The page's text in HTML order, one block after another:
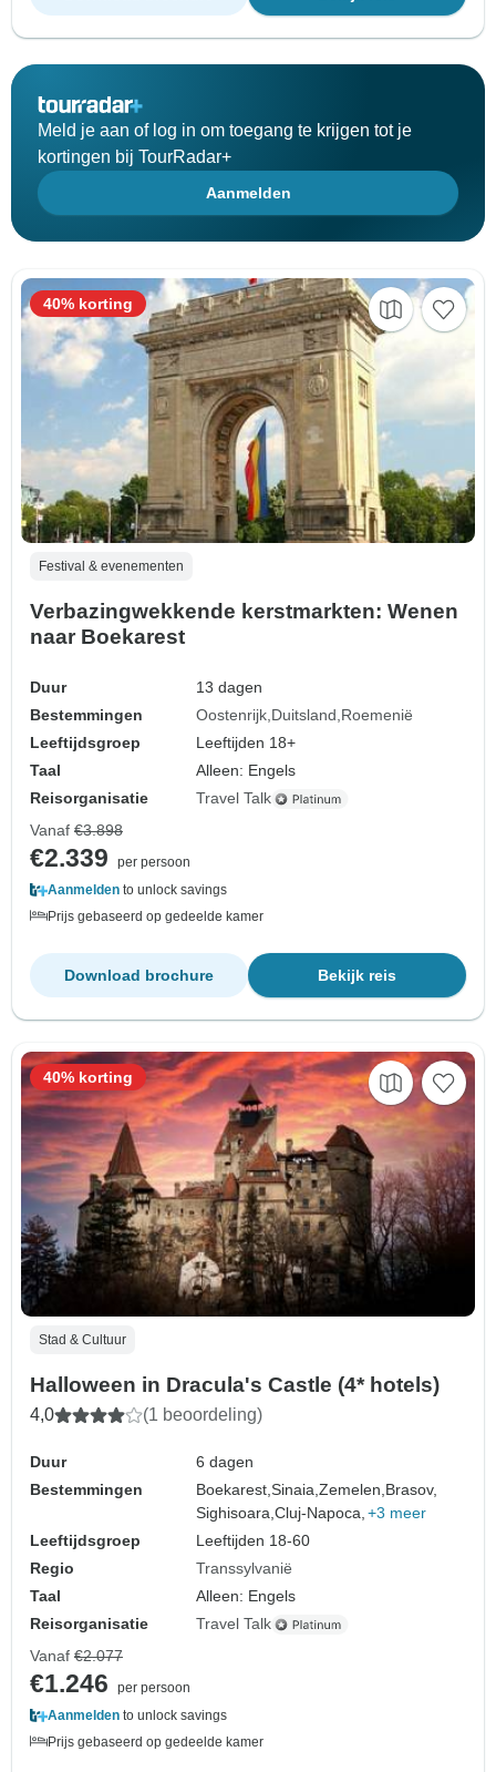
Meld je aan of log in om toegang te krijgen tot je
kortingen bij TourRadar+
Aanmelden
Festival & evenementen
Verbazingwekkende kerstmarkten: Wenen
naar Boekarest
Duur
13 dagen
Bestemmingen
Oostenrijk Duitsland Roemenië
Leeftijdsgroep
Leeftijden 18+
Taal
Alleen: Engels
Reisorganisatie
Travel Talk
40% korting
Vanaf €3.898
€2.339
per persoon
Aanmelden to unlock savings
Prijs gebaseerd op gedeelde kamer
Bekijk reis
Download brochure
Stad & Cultuur
Halloween in Dracula's Castle (4* hotels)
4,0 (1 beoordeling)
Duur
6 dagen
Bestemmingen
Boekarest,Sinaia,Zemelen,Brasov,
Sighisoara,Cluj-Napoca, +3 meer
Leeftijdsgroep
Leeftijden 18-60
Regio
Transsylvanië
Taal
Alleen: Engels
Reisorganisatie
Travel Talk
40% korting
Vanaf €2.077
€1.246
per persoon
Aanmelden to unlock savings
Prijs gebaseerd op gedeelde kamer